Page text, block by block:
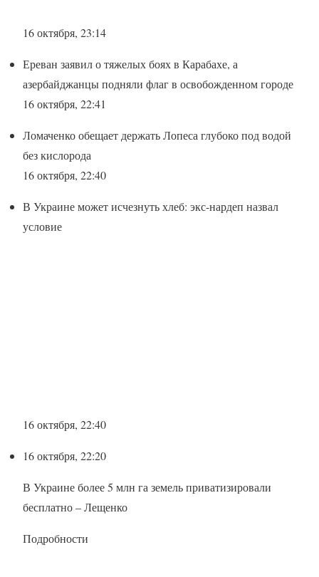
16 октября, 23:14
Ереван заявил о тяжелых боях в Карабахе, а
азербайджанцы подняли флаг в освобожденном городе
16 октября, 22:41
Ломаченко обещает держать Лопеса глубоко под водой
без кислорода
16 октября, 22:40
В Украине может исчезнуть хлеб: экс-нардеп назвал
условие
16 октября, 22:40
16 октября, 22:20
В Украине более 5 млн га земель приватизировали
бесплатно – Лещенко
Подробности